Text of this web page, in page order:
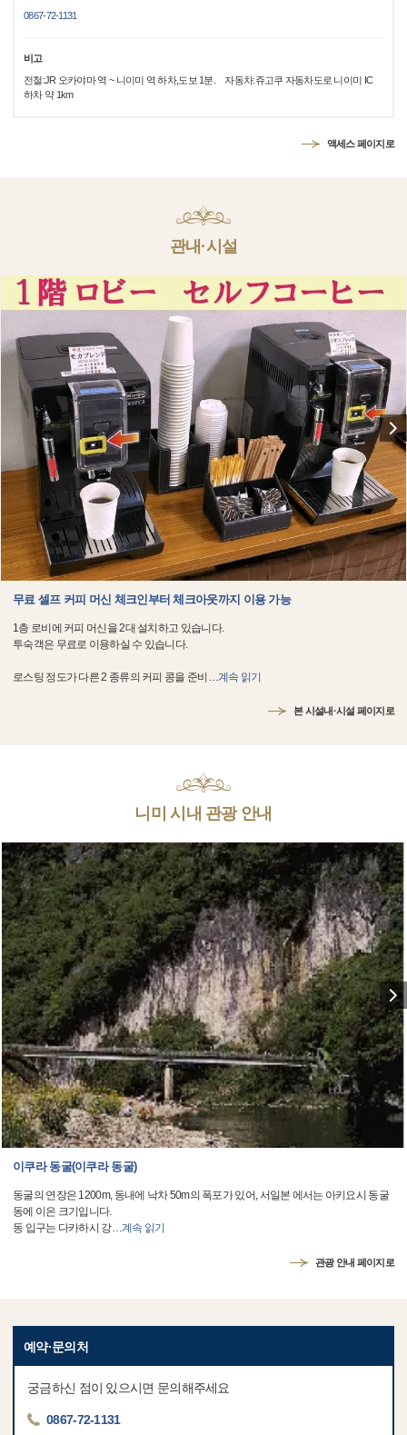
0867-72-1131
비고
전철:JR 오카야마 역 ~ 니이미 역 하차,도보 1분. 자동차:쥬고쿠 자동차도로 니이미 IC
하차 약 1km
액세스 페이지로
관내·시설
무료 셀프 커피 머신 체크인부터 체크아웃까지 이용 가능
1층 로비에 커피 머신을 2대 설치하고 있습니다.
투숙객은 무료로 이용하실 수 있습니다.
로스팅 정도가 다른 2 종류의 커피 콩을 준비 …계속 읽기
본 시설내·시설 페이지로
니미 시내 관광 안내
이쿠라 동굴(이쿠라 동굴)
동굴의 연장은 1200m, 동내에 낙차 50m의 폭포가 있어, 서일본 에서는 아키요시 동굴
동에 이은 크기입니다.
동 입구는 다카하시 강…계속 읽기
관광 안내 페이지로
예약·문의처
궁금하신 점이 있으시면 문의해주세요
0867-72-1131